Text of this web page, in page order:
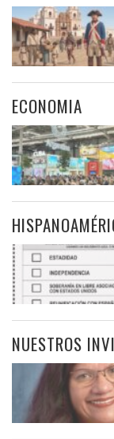
ECONOMIA
NUESTROS